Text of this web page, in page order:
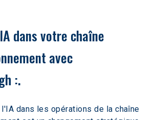
dans votre chaîne
avec
:.
dans les opérations de la chaîne